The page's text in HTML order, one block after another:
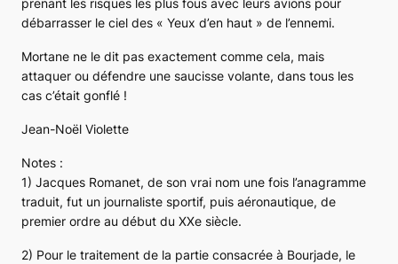
débarrasser le ciel des « Yeux d’en haut » de l’ennemi.
Mortane ne le dit pas exactement comme cela, mais
attaquer ou défendre une saucisse volante, dans tous les
cas c’était gonflé !
Jean-Noël Violette
Notes :
1) Jacques Romanet, de son vrai nom une fois l’anagramme
traduit, fut un journaliste sportif, puis aéronautique, de
premier ordre au début du XXe siècle.
2) Pour le traitement de la partie consacrée à Bourjade, le